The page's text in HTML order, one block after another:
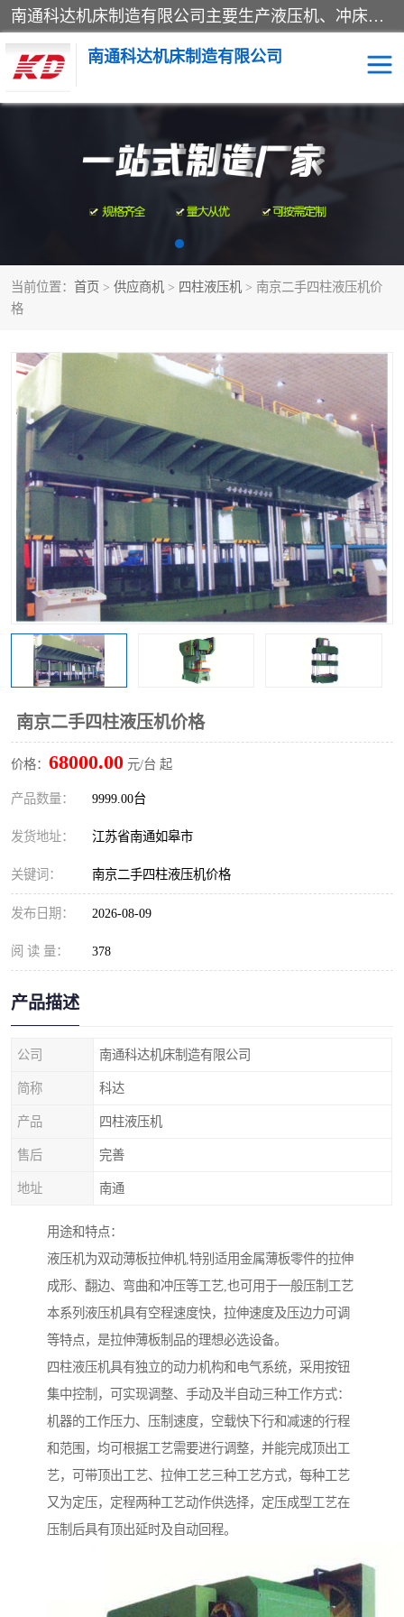
南通科达机床制造有限公司主要生产液压机、冲床、压力机等产品；本公司采用现代化企业的管理方法进行管理，立足于产品的质量管理，以优秀的品质、新颖的设计、合理的价格、完善的服务赢得广大客户的充分信赖和良好的口碑。领导层将运用科学管理方法及长期积累下来的经验和广泛领域吸取来新的技术不断调整产品结构，为市场提供精良的各类机械设备。企业将坚持与国内外各界朋友，真诚合作，共创辉煌。
南通科达机床制造有限公司
当前位置： 首页 > 供应商机 > 四柱液压机 > 南京二手四柱液压机价
格
南京二手四柱液压机价格
价格： 68000.00 元/台 起
产品数量： 9999.00台
发货地址： 江苏省南通如皋市
关键词： 南京二手四柱液压机价格
发布日期： 2026-08-09
阅 读 量： 378
产品描述
公司 南通科达机床制造有限公司
简称 科达
产品 四柱液压机
售后 完善
地址 南通
用途和特点：
液压机为双动薄板拉伸机,特别适用金属薄板零件的拉伸
成形、翻边、弯曲和冲压等工艺,也可用于一般压制工艺
本系列液压机具有空程速度快，拉伸速度及压边力可调
等特点，是拉伸薄板制品的理想必选设备。
四柱液压机具有独立的动力机构和电气系统，采用按钮
集中控制，可实现调整、手动及半自动三种工作方式：
机器的工作压力、压制速度，空载快下行和减速的行程
和范围，均可根据工艺需要进行调整，并能完成顶出工
艺，可带顶出工艺、拉伸工艺三种工艺方式，每种工艺
又为定压，定程两种工艺动作供选择，定压成型工艺在
压制后具有顶出延时及自动回程。
四柱液压机 液压机
卷板机